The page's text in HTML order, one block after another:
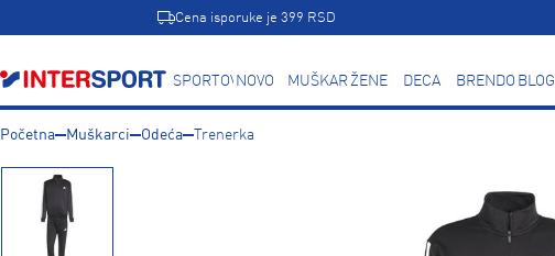
Cena isporuke je 399 RSD
SPORTOVINOVO MUŠKARCIŽENE DECA BRENDOVIBLOG
Početna Muškarci Odeća Trenerka